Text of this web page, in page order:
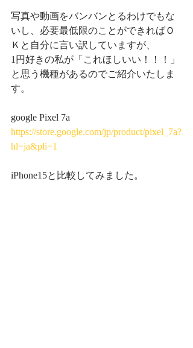
写真や動画をバンバンとるわけでもな
いし、必要最低限のことができればＯ
Ｋと自分に言い訳していますが、
1円好きの私が「これほしいい！！！」
と思う機種があるのでご紹介いたしま
す。
google Pixel 7a
https://store.google.com/jp/product/pixel_7a?
hl=ja&pli=1
iPhone15と比較してみました。